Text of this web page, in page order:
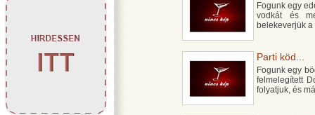
Fogunk egy
vodkát és
belekeverjük
Parti köd...
Fogunk egy
felmelegített
folyatjuk, és